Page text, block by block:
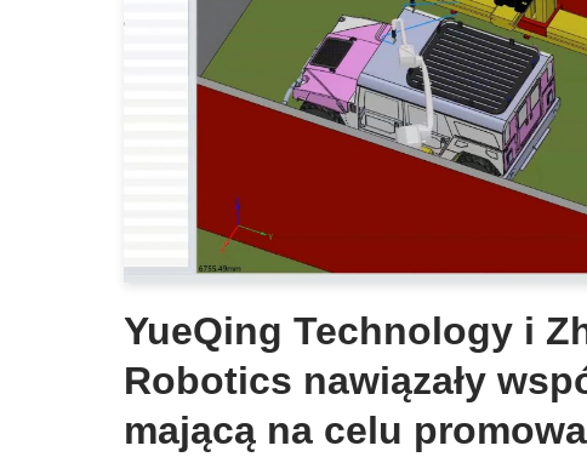
YueQing Technology i
Robotics nawiązały
mającą na celu